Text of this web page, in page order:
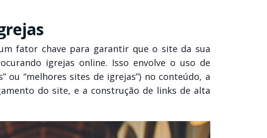
fator chave para garantir que o site da sua
igrejas online. Isso envolve o uso de
ou “melhores sites de igrejas”) no conteúdo, a
do site, e a construção de links de alta